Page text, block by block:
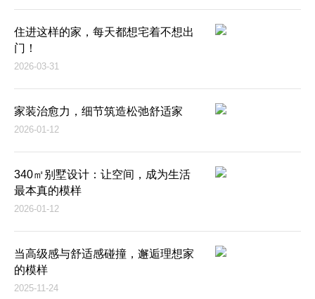
住进这样的家，每天都想宅着不想出
门！
2026-03-31
家装治愈力，细节筑造松弛舒适家
2026-01-12
340㎡别墅设计：让空间，成为生活
最本真的模样
2026-01-12
当高级感与舒适感碰撞，邂逅理想家
的模样
2025-11-24